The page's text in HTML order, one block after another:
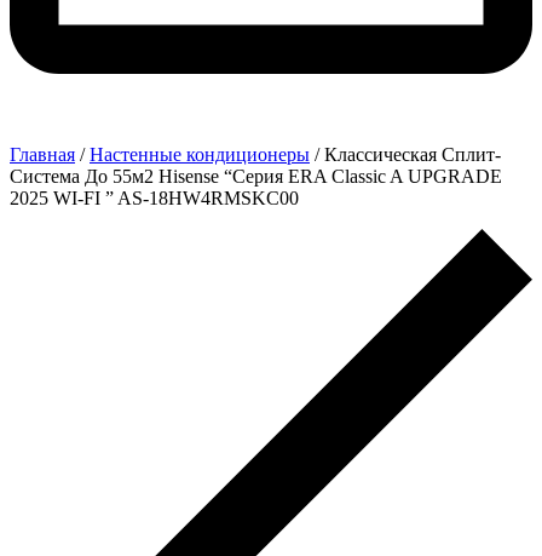
Главная /Настенные кондиционеры / Классическая Сплит-
Система До 55м2 Hisense “Серия ERA Classic A UPGRADE
2025 WI-FI ” AS-18HW4RMSKC00